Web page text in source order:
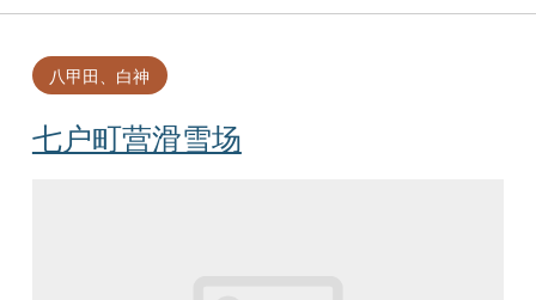
七户町营滑雪场
八甲田、白神